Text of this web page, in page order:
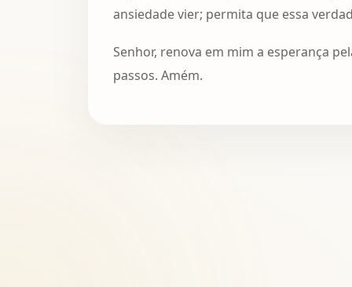
ansiedade vier; permita que essa
Senhor, renova em mim a esperança
passos. Amém.